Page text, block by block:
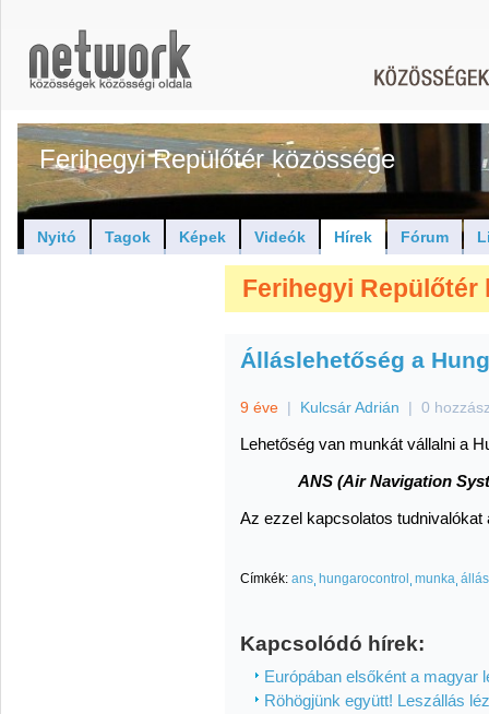
Ferihegyi Repülőtér közössége
Nyitó Tagok Képek Videók Hírek Fórum
Ferihegyi Repülőtér
Álláslehetőség a
9 éve | Kulcsár Adrián | 0
Lehetőség van munkát vállalni a
ANS (Air Navigation
Az ezzel kapcsolatos
Címkék: ans hungarocontrol munka állás
Kapcsolódó hírek:
Európában elsőként a magyar
Röhögjünk együtt! Leszállás